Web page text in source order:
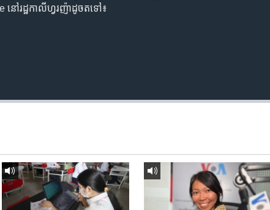
ៅ​រដ្ឋ​កាលីហ្វរញ៉ា​ដូច​តទៅ៖